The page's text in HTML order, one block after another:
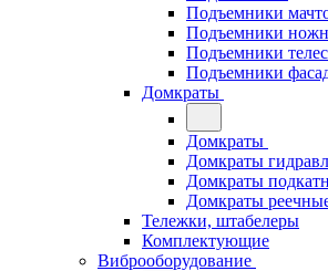
Подъемники
Подъемники
Подъемники
Подъемники
Домкраты
Домкраты
Домкраты
Домкраты
Домкраты
Тележки, штабелеры
Комплектующие
Виброоборудование